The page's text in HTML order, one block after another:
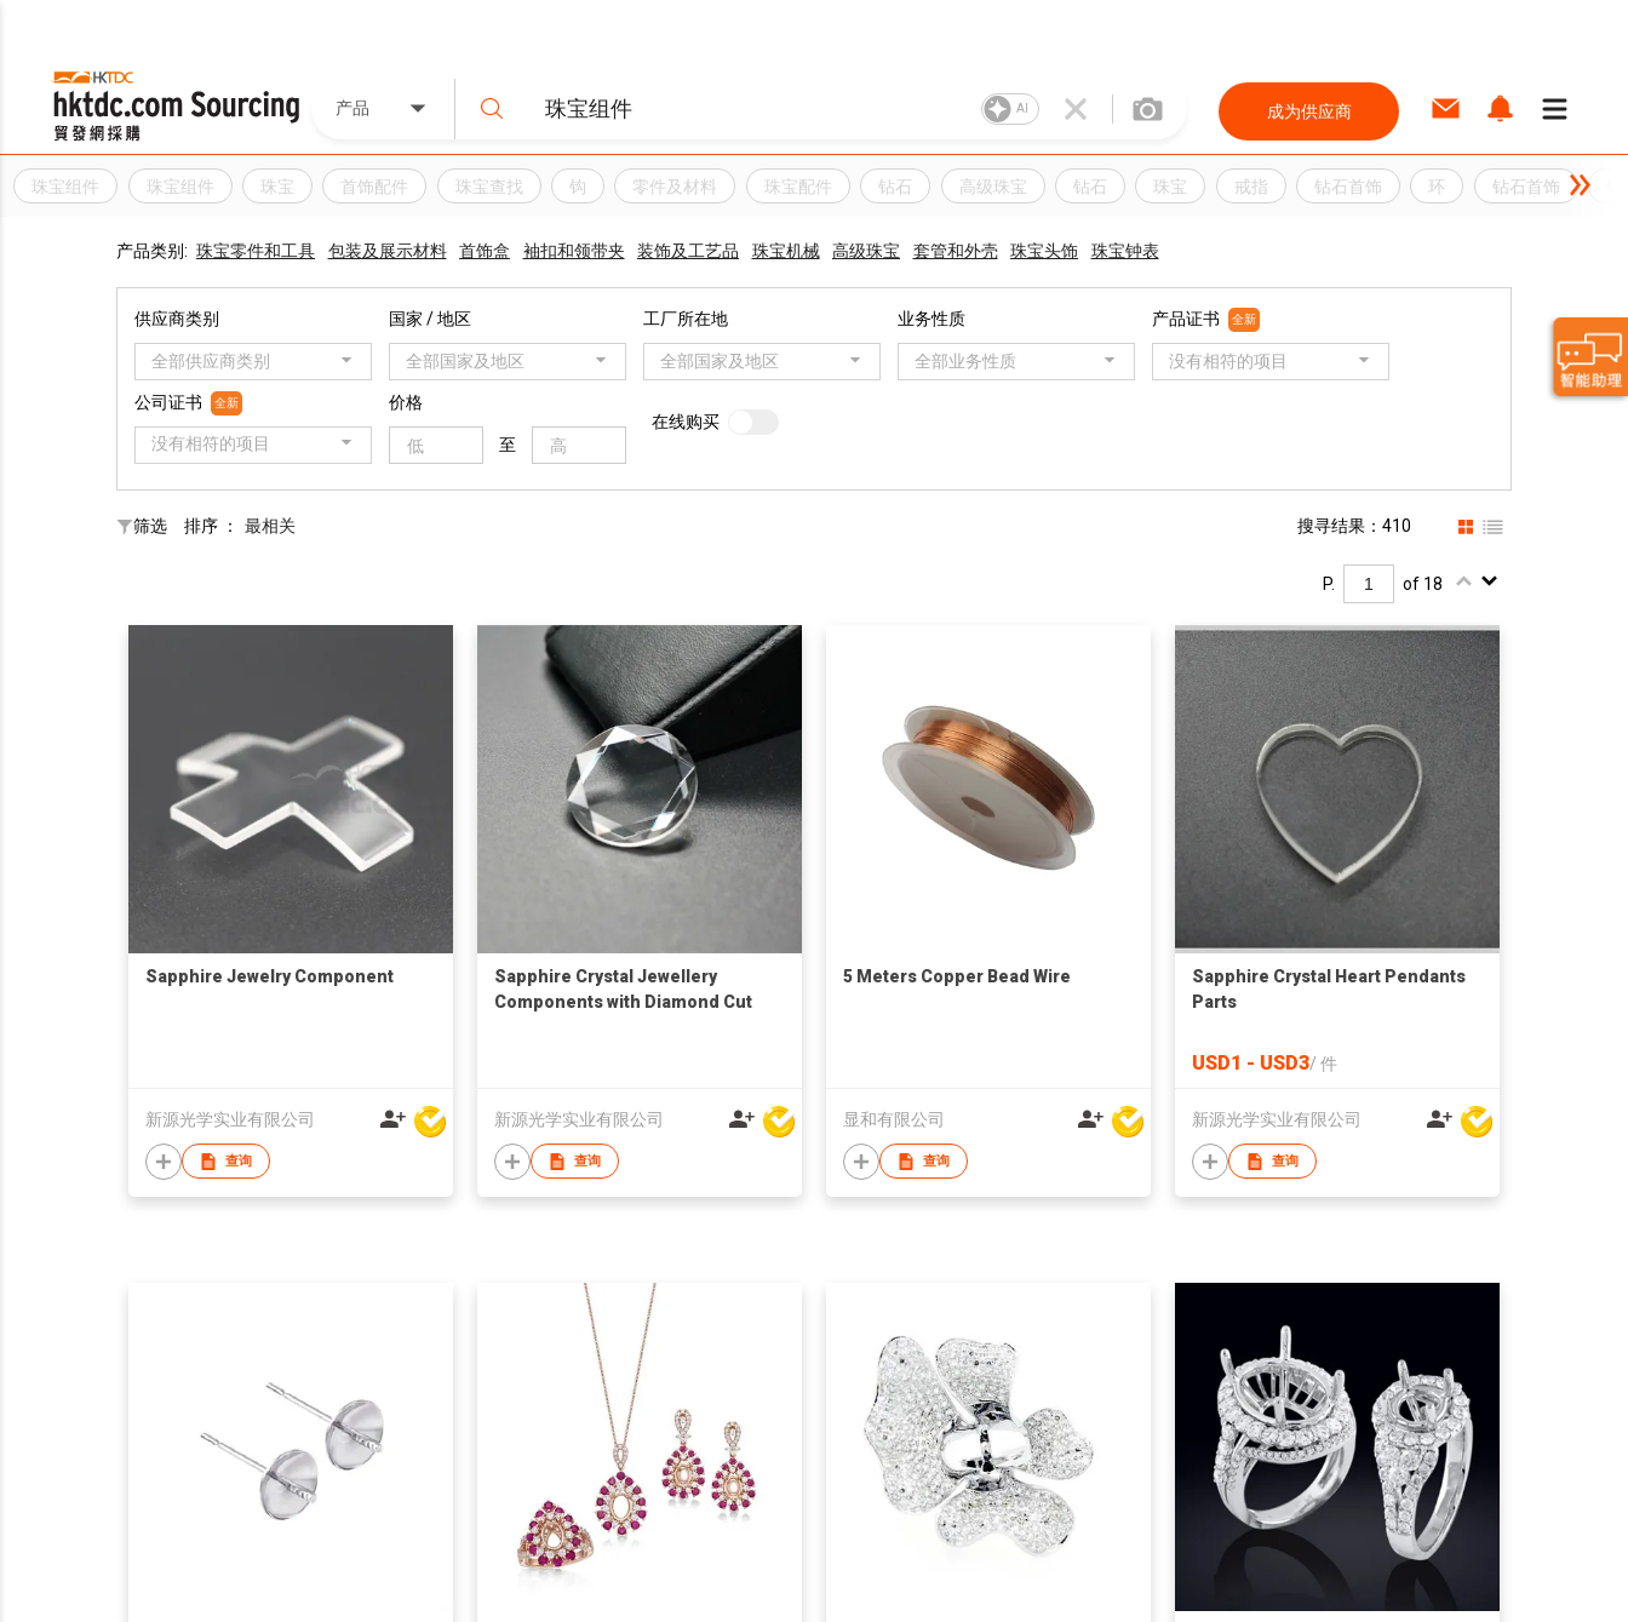
产品 AI 成为供应商
珠宝组件 珠宝组件 珠宝 首饰配件 珠宝查找 钩 零件及材料 珠宝配件 钻石 高级珠宝 钻石 珠宝 戒指 钻石首饰 环 钻石首饰
产品类别: 珠宝零件和工具 包装及展示材料 首饰盒 袖扣和领带夹 装饰及工艺品 珠宝机械 高级珠宝 套管和外壳 珠宝头饰 珠宝钟表
供应商类别
全部供应商类别
国家 / 地区
全部国家及地区
工厂所在地
全部国家及地区
业务性质
全部业务性质
产品证书 全新
没有相符的项目
公司证书 全新
没有相符的项目
价格
至
在线购买
筛选 排序 ： 最相关 搜寻结果：410
P. of 18
Sapphire Jewelry Component
新源光学实业有限公司
查询
Sapphire Crystal Jewellery
Components with Diamond Cut
新源光学实业有限公司
查询
5 Meters Copper Bead Wire
显和有限公司
查询
Sapphire Crystal Heart Pendants
Parts
USD1 - USD3/ 件
新源光学实业有限公司
查询